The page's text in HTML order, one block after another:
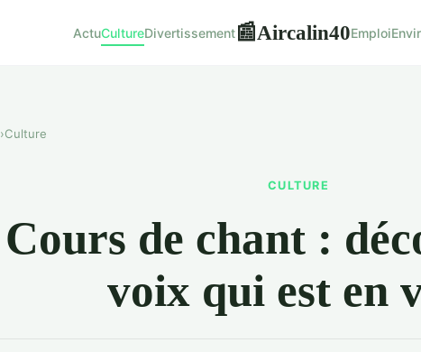
ActuCultureDivertissement📰Aircalin40Emploi
›Culture
CULTURE
Cours de chant :
voix qui est en